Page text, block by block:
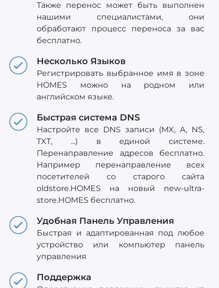
Также перенос может быть выполнен
нашими специалистами, они
обработают процесс переноса за вас
бесплатно.
Несколько Языков
Регистрировать выбранное имя в зоне
HOMES можно на родном или
английском языке.
Быстрая система DNS
Настройте все DNS записи (MX, A, NS,
TXT, ...) в единой системе.
Перенаправление адресов бесплатно.
Например перенаправление всех
посетителей со старого сайта
oldstore.HOMES на новый new-ultra-
store.HOMES бесплатно.
Удобная Панель Управления
Быстрая и адаптированная под любое
устройство или компьютер панель
управления
Поддержка